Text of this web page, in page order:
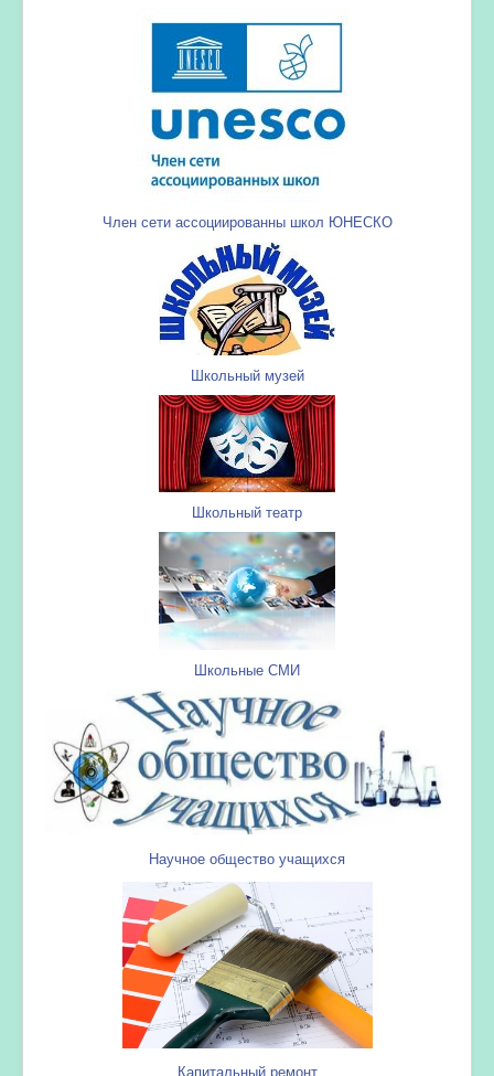
Член сети ассоциированны школ ЮНЕСКО
Школьный музей
Школьный театр
Школьные СМИ
Научное общество учащихся
Капитальный ремонт